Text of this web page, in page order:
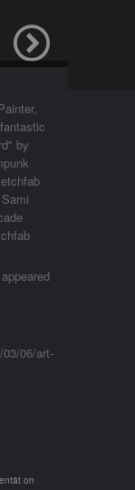
by
appeared
06/art-
on